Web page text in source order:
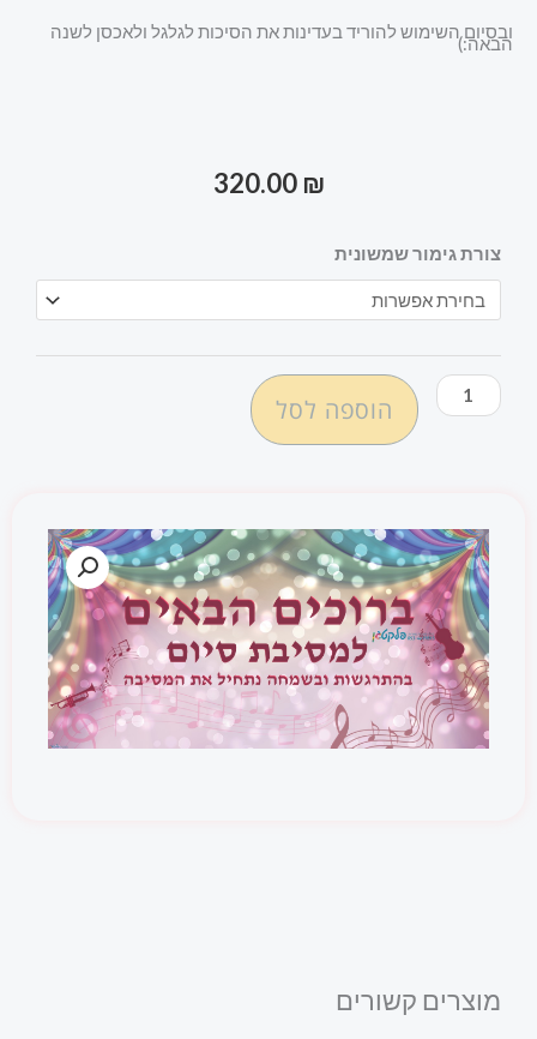
ובסיום השימוש להוריד בעדינות את הסיכות לגלגל ולאכסן לשנה
הבאה:)
320.00 ₪
צורת גימור שמשונית
כמות
של
שמשונית
סוף
שנה
הוספה לסל
מוצרים קשורים